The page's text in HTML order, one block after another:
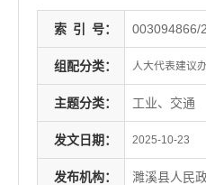
索 引 号： 003094866/
组配分类： 人大代表建议
主题分类： 工业、交通
发文日期： 2025-10-23
发布机构： 濉溪县人民